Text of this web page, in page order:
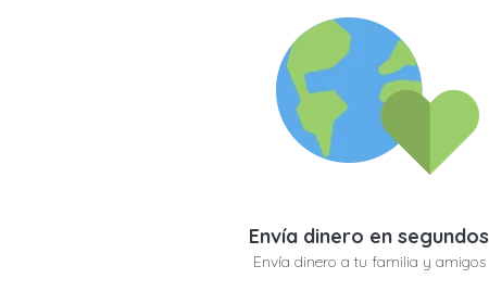
Envía dinero en segundos
Envía dinero a tu familia y amigos